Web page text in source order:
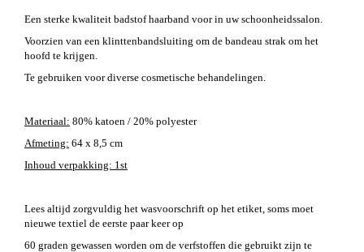
Een sterke kwaliteit badstof haarband voor in uw schoonheidssalon.
Voorzien van een klinttenbandsluiting om de bandeau strak om het
hoofd te krijgen.
Te gebruiken voor diverse cosmetische behandelingen.
Materiaal: 80% katoen / 20% polyester
Afmeting: 64 x 8,5 cm
Inhoud verpakking: 1st
Lees altijd zorgvuldig het wasvoorschrift op het etiket, soms moet
nieuwe textiel de eerste paar keer op
60 graden gewassen worden om de verfstoffen die gebruikt zijn te